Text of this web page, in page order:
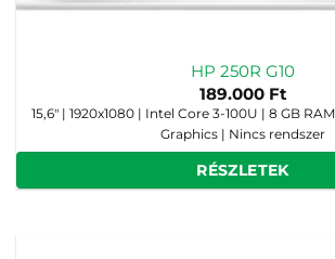
HP 250R G10
189.000 Ft
15,6" | 1920x1080 | Intel Core 3-100U | 8 GB
Graphics | Nincs rendszer
RÉSZLETEK